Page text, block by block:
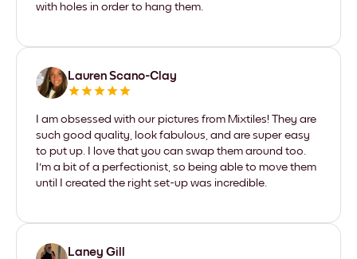
with holes in order to hang them.
Lauren Scano-Clay
I am obsessed with our pictures from Mixtiles! They are
such good quality, look fabulous, and are super easy
to put up. I love that you can swap them around too.
I'm a bit of a perfectionist, so being able to move them
until I created the right set-up was incredible.
Laney Gill